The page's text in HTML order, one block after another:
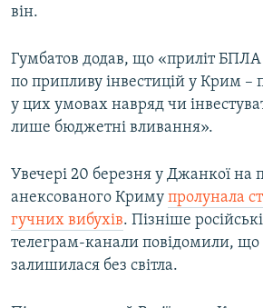
він.
Гумбатов додав, що «приліт
по припливу інвестицій у Крим –
у цих умовах навряд чи
лише бюджетні вливання».
Увечері 20 березня у Джанкої на
анексованого Криму пролунала
гучних вибухів. Пізніше
телеграм-канали повідомили, що
залишилася без світла.